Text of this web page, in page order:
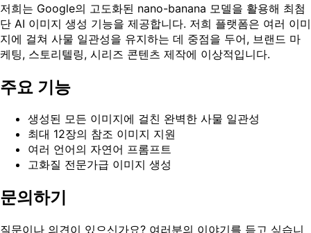
저희는 Google의 고도화된 nano-banana 모델을 활용해 최첨
단 AI 이미지 생성 기능을 제공합니다. 저희 플랫폼은 여러 이미
지에 걸쳐 사물 일관성을 유지하는 데 중점을 두어, 브랜드 마
케팅, 스토리텔링, 시리즈 콘텐츠 제작에 이상적입니다.
주요 기능
생성된 모든 이미지에 걸친 완벽한 사물 일관성
최대 12장의 참조 이미지 지원
여러 언어의 자연어 프롬프트
고화질 전문가급 이미지 생성
문의하기
질문이나 의견이 있으신가요? 여러분의 이야기를 듣고 싶습니